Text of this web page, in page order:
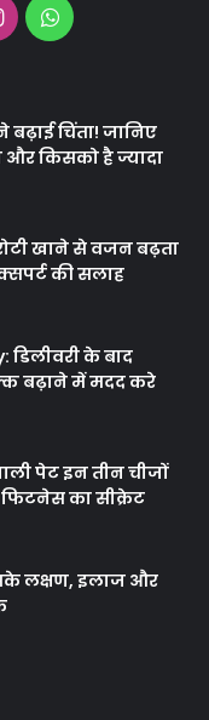
InstagramWhatsApp
चिंता! जानिए
किसको है ज्यादा
खाने से वजन बढ़ता
की सलाह
डिलीवरी के बाद
बढ़ाने में मदद करे
पेट इन तीन चीजों
का सीक्रेट
लक्षण, इलाज और